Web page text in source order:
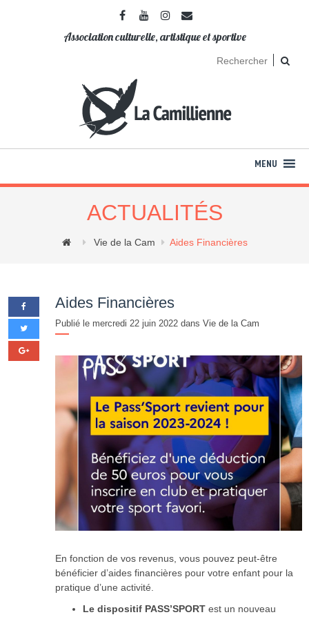
Association culturelle, artistique et sportive
ACTUALITÉS
Vie de la Cam Aides Financières
Aides Financières
Publié le mercredi 22 juin 2022 dans Vie de la Cam
En fonction de vos revenus, vous pouvez peut-être
bénéficier d’aides financières pour votre enfant pour la
pratique d’une activité.
Le dispositif PASS’SPORT est un nouveau